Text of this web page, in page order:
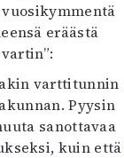
eräästä
varttitunnin
Pyysin
sanottavaa
kuin että